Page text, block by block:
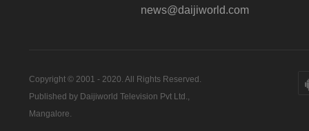
news@daijiworld.com
Copyright © 2001 - 2020. All Rights Reserved.
Published by Daijiworld Television Pvt Ltd.,
Mangalore.